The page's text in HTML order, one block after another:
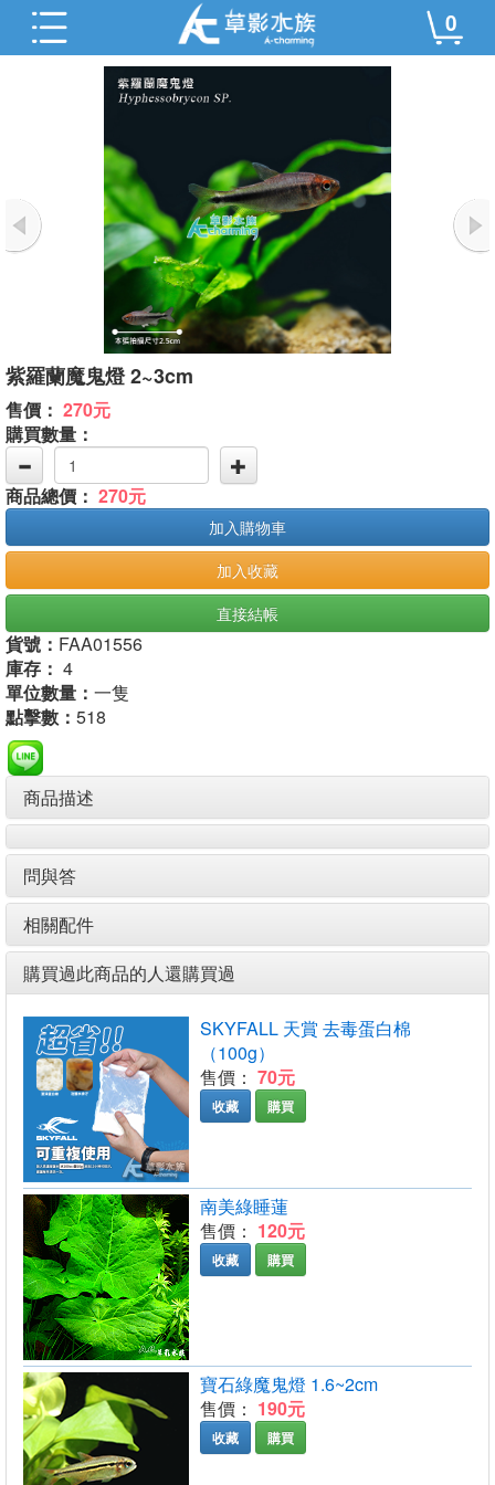
0
紫羅蘭魔鬼燈 2~3cm
售價： 270元
購買數量：
商品總價： 270元
加入購物車
加入收藏
直接結帳
貨號： FAA01556
庫存： 4
單位數量： 一隻
點擊數： 518
商品描述
問與答
相關配件
購買過此商品的人還購買過
SKYFALL 天賞 去毒蛋白棉
（100g）
售價： 70元
收藏 購買
南美綠睡蓮
售價： 120元
收藏 購買
寶石綠魔鬼燈 1.6~2cm
售價： 190元
收藏 購買